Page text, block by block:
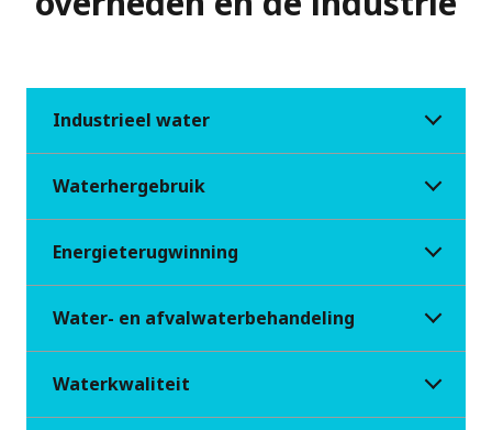
Brochure (282.06 kB)
Industrieel water
Waterhergebruik
Energieterugwinning
Water- en afvalwaterbehandeling
Waterkwaliteit